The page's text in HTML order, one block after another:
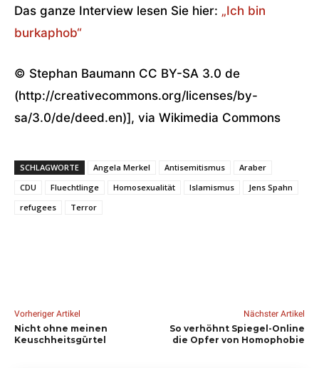
Das ganze Interview lesen Sie hier: „Ich bin
burkaphob“
© Stephan Baumann CC BY-SA 3.0 de
(http://creativecommons.org/licenses/by-
sa/3.0/de/deed.en)], via Wikimedia Commons
SCHLAGWORTE Angela Merkel Antisemitismus
Araber
CDU
Fluechtlinge Homosexualität Islamismus
Jens Spahn
refugees
Terror
Vorheriger Artikel
Nicht ohne meinen
Keuschheitsgürtel
Nächster Artikel
So verhöhnt Spiegel-Online
die Opfer von Homophobie